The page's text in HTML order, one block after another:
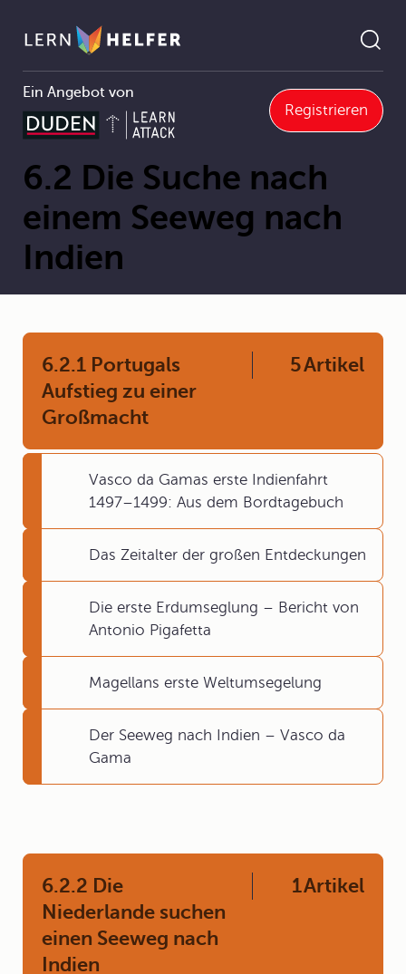
Ein Angebot von
Registrieren
Pfadnavigation
6.2 Die Suche nach einem Seeweg nach Indien
6.2 Die Suche nach
einem Seeweg nach
Indien
6.2.1 Portugals
Aufstieg zu einer
Großmacht
5Artikel
Vasco da Gamas erste Indienfahrt
1497–1499: Aus dem Bordtagebuch
Das Zeitalter der großen Entdeckungen
Die erste Erdumseglung – Bericht von
Antonio Pigafetta
Magellans erste Weltumsegelung
Der Seeweg nach Indien – Vasco da
Gama
6.2.2 Die
Niederlande suchen
einen Seeweg nach
Indien
1Artikel